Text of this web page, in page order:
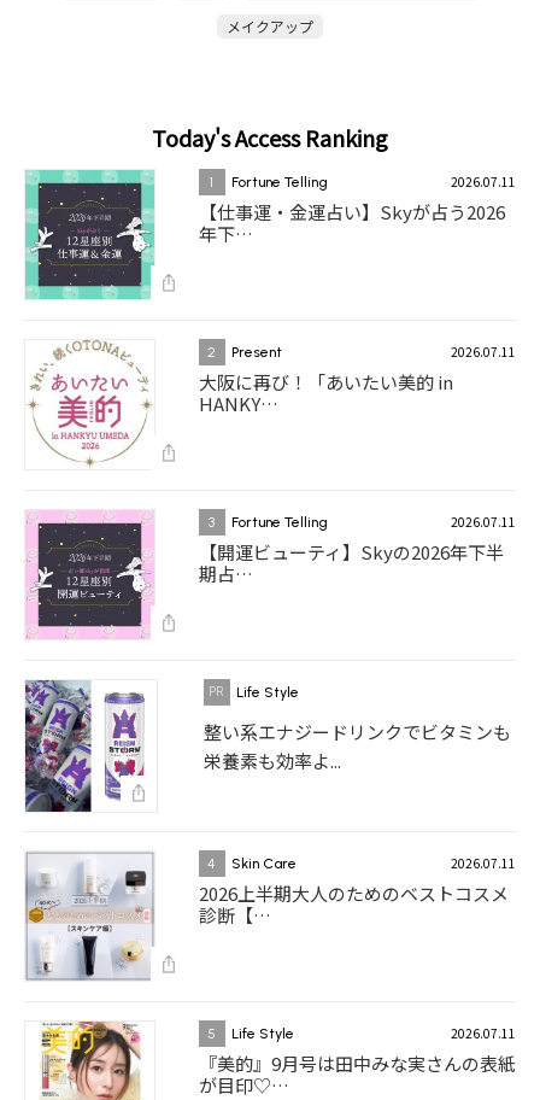
メイクアップ
Today's Access Ranking
1 Fortune Telling 2026.07.11
【仕事運・金運占い】Skyが占う2026
年下…
2 Present 2026.07.11
大阪に再び！「あいたい美的 in
HANKY…
3 Fortune Telling 2026.07.11
【開運ビューティ】Skyの2026年下半
期占…
Life Style
整い系エナジードリンクでビタミンも
栄養素も効率よ...
4 Skin Care 2026.07.11
2026上半期大人のためのベストコスメ
診断【…
5 Life Style 2026.07.11
『美的』9月号は田中みな実さんの表紙
が目印♡…